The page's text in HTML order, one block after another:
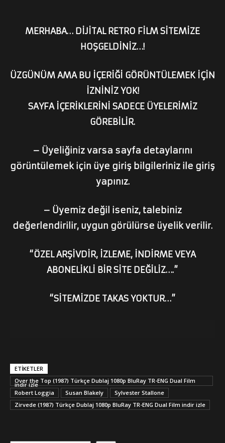
MERHABA… DİJİTAL RETRO FİLM SİTEMİZE
HOŞGELDİNİZ…!
ÜZGÜNÜM AMA BU İÇERİĞİ GÖRÜNTÜLEMEK İÇİN
İZNİNİZ YOK!
SAYFA İÇERİKLERİNİ SADECE ÜYELERİMİZ
GÖREBİLİR.
– Üyeliğiniz varsa sayfa detaylarını
görüntülemek için üye giriş bilgileriniz ile giriş
yapınız.
– Üyemiz değil iseniz, talebiniz
değerlendirilir, uygun görülürse üyelik verilir.
“ÖZEL ARŞİVDİR, İZLEME, İNDİRME VEYA
ABONELİKLİ BİR SİTE DEĞİLİZ….”
“SİTEMİZDE TAKAS YOKTUR…”
ETİKETLER
Over the Top (1987) Türkçe Dublaj 1080p BluRay TR-ENG Dual Film
indir izle
Robert Loggia
Susan Blakely
Sylvester Stallone
Zirvede (1987) Türkçe Dublaj 1080p BluRay TR-ENG Dual Film indir izle